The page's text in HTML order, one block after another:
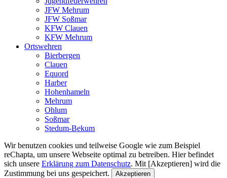
JFW Mehrum
JFW Soßmar
KFW Clauen
KFW Mehrum
Ortswehren
Bierbergen
Clauen
Equord
Harber
Hohenhameln
Mehrum
Ohlum
Soßmar
Stedum-Bekum
Wir benutzen cookies und teilweise Google wie zum Beispiel
reChapta, um unsere Webseite optimal zu betreiben. Hier befindet
sich unsere Erklärung zum Datenschutz. Mit [Akzeptieren] wird die
Zustimmung bei uns gespeichert.
Akzeptieren